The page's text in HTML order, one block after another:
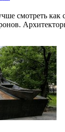
смотреть как